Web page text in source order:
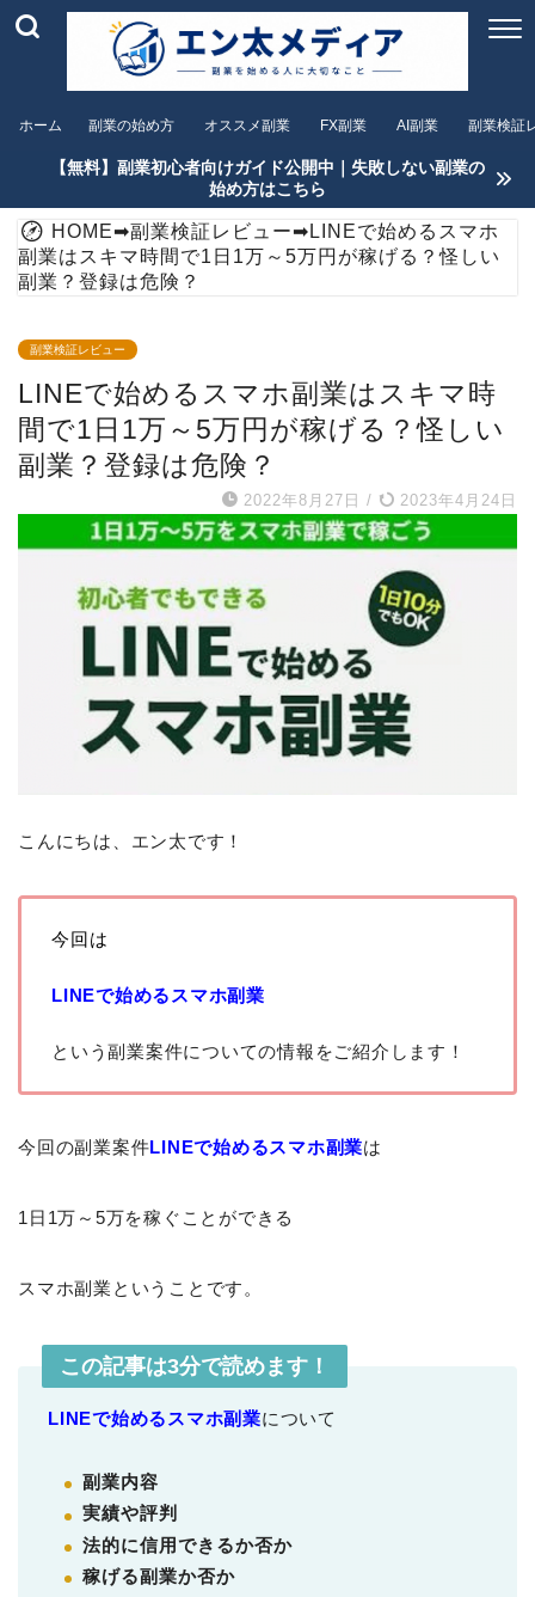
ホーム 副業の始め方 オススメ副業 FX副業 AI副業 副業検証
【無料】副業初心者向けガイド公開中｜失敗しない副業の
始め方はこちら
HOME➡副業検証レビュー➡ LINEで始めるスマホ
副業はスキマ時間で1日1万～5万円が稼げる？怪しい
副業？登録は危険？
副業検証レビュー
LINEで始めるスマホ副業はスキマ時
間で1日1万～5万円が稼げる？怪しい
副業？登録は危険？
2022年8月27日 / 2023年4月24日
こんにちは、エン太です！
今回は
LINEで始めるスマホ副業
という副業案件についての情報をご紹介します！
今回の副業案件LINEで始めるスマホ副業は
1日1万～5万を稼ぐことができる
スマホ副業ということです。
この記事は3分で読めます！
LINEで始めるスマホ副業について
副業内容
実績や評判
法的に信用できるか否か
稼げる副業か否か